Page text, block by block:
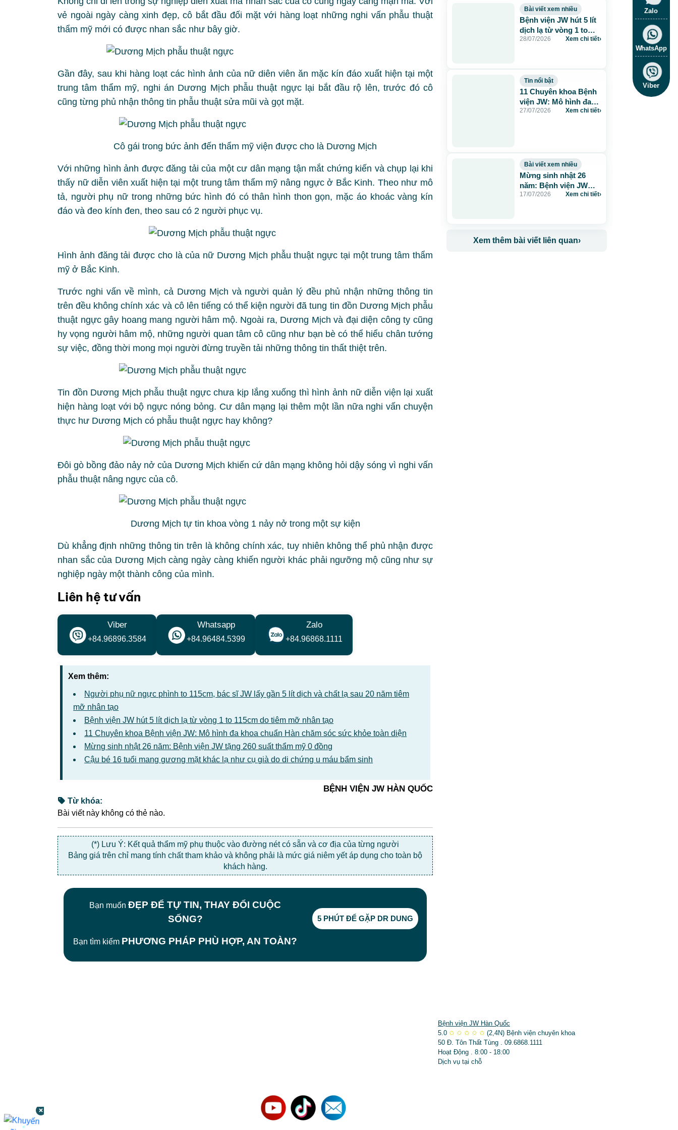
vẻ ngoài ngày càng xinh đẹp, cô bắt đầu đối mặt với hàng loạt những nghi vấn phẫu thuật
thẩm mỹ mới có được nhan sắc như bây giờ.
Gần đây, sau khi hàng loạt các hình ảnh của nữ diên viên ăn mặc kín đáo xuất hiện tại một
trung tâm thẩm mỹ, nghi án Dương Mịch phẫu thuật ngực lại bắt đầu rộ lên, trước đó cô
cũng từng phủ nhận thông tin phẫu thuật sửa mũi và gọt mặt.
Cô gái trong bức ảnh đến thẩm mỹ viện được cho là Dương Mịch
Với những hình ảnh được đăng tải của một cư dân mạng tận mắt chứng kiến và chụp lại khi
thấy nữ diễn viên xuất hiện tại một trung tâm thẩm mỹ nâng ngực ở Bắc Kinh. Theo như mô
tả, người phụ nữ trong những bức hình đó có thân hình thon gọn, mặc áo khoác vàng kín
đáo và đeo kính đen, theo sau có 2 người phục vụ.
Hình ảnh đăng tải được cho là của nữ Dương Mịch phẫu thuật ngực tại một trung tâm thẩm
mỹ ở Bắc Kinh.
Trước nghi vấn về mình, cả Dương Mịch và người quản lý đều phủ nhận những thông tin
trên đều không chính xác và cô lên tiếng có thể kiện người đã tung tin đồn Dương Mịch phẫu
thuật ngực gây hoang mang người hâm mộ. Ngoài ra, Dương Mịch và đại diện công ty cũng
hy vọng người hâm mộ, những người quan tâm cô cũng như bạn bè có thể hiểu chân tướng
sự việc, đồng thời mong mọi người đừng truyền tải những thông tin thất thiệt trên.
Tin đồn Dương Mịch phẫu thuật ngực chưa kịp lắng xuống thì hình ảnh nữ diễn viện lại xuất
hiện hàng loạt với bộ ngực nóng bỏng. Cư dân mạng lại thêm một lần nữa nghi vấn chuyện
thực hư Dương Mịch có phẫu thuật ngực hay không?
Đôi gò bồng đảo nảy nở của Dương Mịch khiến cứ dân mạng không hỏi dậy sóng vì nghi vấn
phẫu thuật nâng ngực của cô.
Dương Mịch tự tin khoa vòng 1 nảy nở trong một sự kiện
Dù khẳng định những thông tin trên là không chính xác, tuy nhiên không thể phủ nhận được
nhan sắc của Dương Mịch càng ngày càng khiến người khác phải ngưỡng mộ cũng như sự
nghiệp ngày một thành công của mình.
Liên hệ tư vấn
Viber
+84.96896.3584
Whatsapp
+84.96484.5399
Zalo
+84.96868.1111
Xem thêm:
Người phụ nữ ngực phình to 115cm, bác sĩ JW lấy gần 5 lít dịch và chất lạ sau 20 năm tiêm
mỡ nhân tạo
Bệnh viện JW hút 5 lít dịch lạ từ vòng 1 to 115cm do tiêm mỡ nhân tạo
11 Chuyên khoa Bệnh viện JW: Mô hình đa khoa chuẩn Hàn chăm sóc sức khỏe toàn diện
Mừng sinh nhật 26 năm: Bệnh viện JW tặng 260 suất thẩm mỹ 0 đồng
Cậu bé 16 tuổi mang gương mặt khác lạ như cụ già do di chứng u máu bẩm sinh
BỆNH VIỆN JW HÀN QUỐC
Từ khóa:
Bài viết này không có thẻ nào.
(*) Lưu Ý: Kết quả thẩm mỹ phụ thuộc vào đường nét có sẵn và cơ địa của từng người
Bảng giá trên chỉ mang tính chất tham khảo và không phải là mức giá niêm yết áp dụng cho toàn bộ
khách hàng.
Bài viết xem nhiều
Bệnh viện JW hút 5 lít
dịch lạ từ vòng 1 to
115cm do tiêm mỡ
28/07/2026 Xem chi tiết›
Tin nổi bật
11 Chuyên khoa Bệnh
viện JW: Mô hình đa
khoa chuẩn Hàn chăm
27/07/2026 Xem chi tiết›
Bài viết xem nhiều
Mừng sinh nhật 26
năm: Bệnh viện JW
tặng 260 suất thẩm mỹ
17/07/2026 Xem chi tiết›
Xem thêm bài viết liên quan›
Bạn muốn ĐẸP ĐỂ TỰ TIN, THAY ĐỔI CUỘC
SỐNG?
Bạn tìm kiếm PHƯƠNG PHÁP PHÙ HỢP, AN TOÀN?
5 PHÚT ĐỂ GẶP DR DUNG
Zalo
WhatsApp
Viber
Bệnh viện JW Hàn Quốc
5.0 ✩ ✩ ✩ ✩ ✩ (2,4N) Bệnh viện chuyên khoa
50 Đ. Tôn Thất Tùng . 09.6868.1111
Hoạt Động . 8:00 - 18:00
Dịch vụ tại chỗ